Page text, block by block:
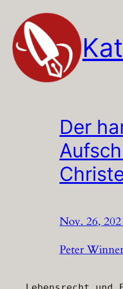
Inhalt
springen
Der
Nov. 26,
Peter